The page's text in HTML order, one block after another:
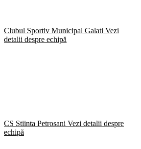
Clubul Sportiv Municipal Galati Vezi
detalii despre echipă
CS Stiinta Petrosani Vezi detalii despre
echipă